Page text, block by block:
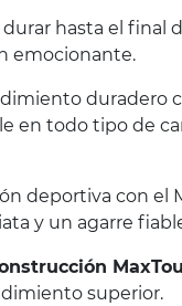
hasta el final
emocionante.
duradero
en todo tipo de
deportiva con el
y un agarre
superior.